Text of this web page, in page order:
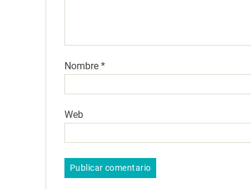
Nombre *
Web